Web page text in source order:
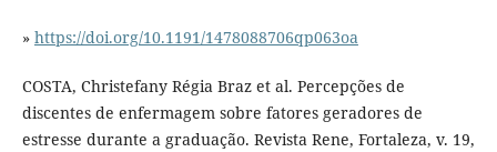
» https://doi.org/10.1191/1478088706qp063oa
COSTA, Christefany Régia Braz et al. Percepções de
discentes de enfermagem sobre fatores geradores de
estresse durante a graduação. Revista Rene, Fortaleza, v. 19,